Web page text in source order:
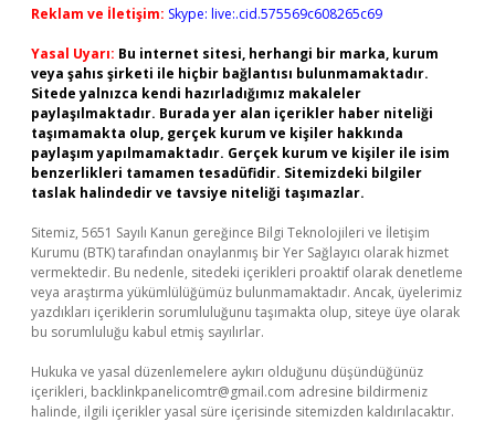
Reklam ve İletişim: Skype: live:.cid.575569c608265c69
Yasal Uyarı: Bu internet sitesi, herhangi bir marka, kurum
veya şahıs şirketi ile hiçbir bağlantısı bulunmamaktadır.
Sitede yalnızca kendi hazırladığımız makaleler
paylaşılmaktadır. Burada yer alan içerikler haber niteliği
taşımamakta olup, gerçek kurum ve kişiler hakkında
paylaşım yapılmamaktadır. Gerçek kurum ve kişiler ile isim
benzerlikleri tamamen tesadüfidir. Sitemizdeki bilgiler
taslak halindedir ve tavsiye niteliği taşımazlar.
Sitemiz, 5651 Sayılı Kanun gereğince Bilgi Teknolojileri ve İletişim
Kurumu (BTK) tarafından onaylanmış bir Yer Sağlayıcı olarak hizmet
vermektedir. Bu nedenle, sitedeki içerikleri proaktif olarak denetleme
veya araştırma yükümlülüğümüz bulunmamaktadır. Ancak, üyelerimiz
yazdıkları içeriklerin sorumluluğunu taşımakta olup, siteye üye olarak
bu sorumluluğu kabul etmiş sayılırlar.
Hukuka ve yasal düzenlemelere aykırı olduğunu düşündüğünüz
içerikleri, backlinkpanelicomtr@gmail.com adresine bildirmeniz
halinde, ilgili içerikler yasal süre içerisinde sitemizden kaldırılacaktır.